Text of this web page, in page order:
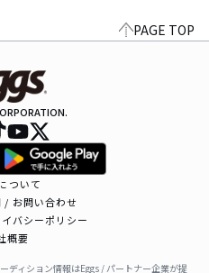
PAGE TOP
ついて
/ お問い合わせ
バシーポリシー
概要
ディション情報はEggs / パートナー企業が提